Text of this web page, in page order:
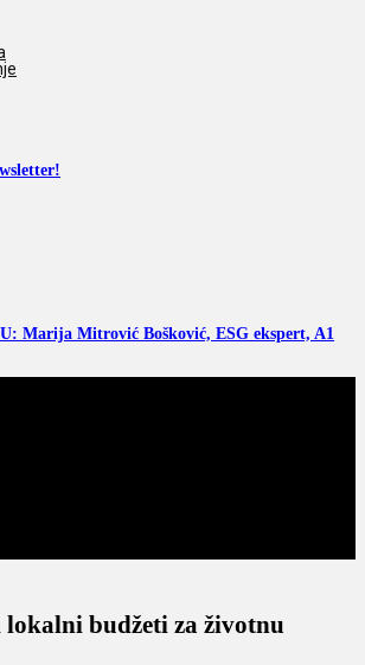
Marija Mitrović Bošković, ESG ekspert, A1
lokalni budžeti za životnu